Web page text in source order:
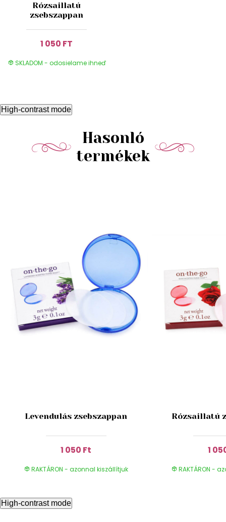
Rózsaillatú
zsebszappan
1 050 FT
SKLADOM - odosielame ihneď
High-contrast mode
Hasonló
termékek
Levendulás zsebszappan
1 050 Ft
RAKTÁRON - azonnal kiszállítjuk
Rózsaillatú
1
RAKTÁRON -
High-contrast mode